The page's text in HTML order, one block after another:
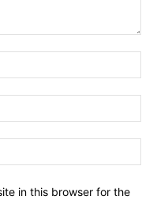
in this browser for the